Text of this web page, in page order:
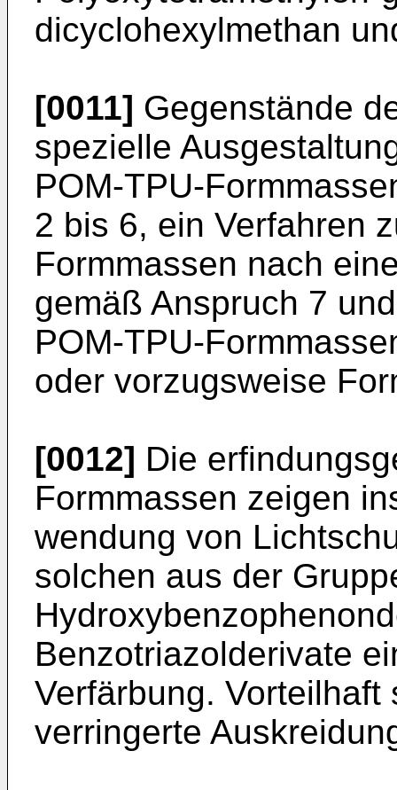
dicyclohexylmethan
[0011] Gegenstände
spezielle
POM-TPU-
2 bis 6, ein Verfahren
Formmassen nach
gemäß Anspruch 7
POM-TPU-
oder vorzugsweise
[0012] Die
Formmassen zeigen
wendung von
solchen aus der
Benzotriazolderivate
Verfärbung.
verringerte